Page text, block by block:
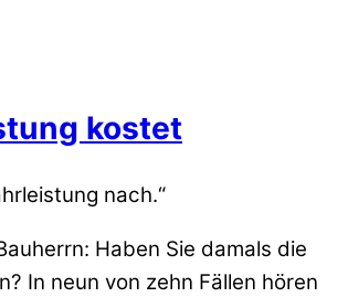
kostet
nach.“
Haben Sie damals die
In neun von zehn Fällen hören